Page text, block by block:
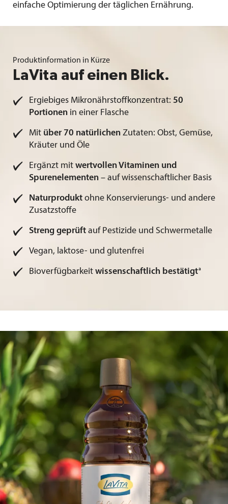
einfache Optimierung der täglichen Ernährung.
Produktinformation in Kürze
LaVita auf einen Blick.
Ergiebiges Mikronährstoffkonzentrat: 50
Portionen in einer Flasche
Mit über 70 natürlichen Zutaten: Obst, Gemüse,
Kräuter und Öle
Ergänzt mit wertvollen Vitaminen und
Spurenelementen – auf wissenschaftlicher Basis
Naturprodukt ohne Konservierungs- und andere
Zusatzstoffe
Streng geprüft auf Pestizide und Schwermetalle
Vegan, laktose- und glutenfrei
Bioverfügbarkeit wissenschaftlich bestätigta